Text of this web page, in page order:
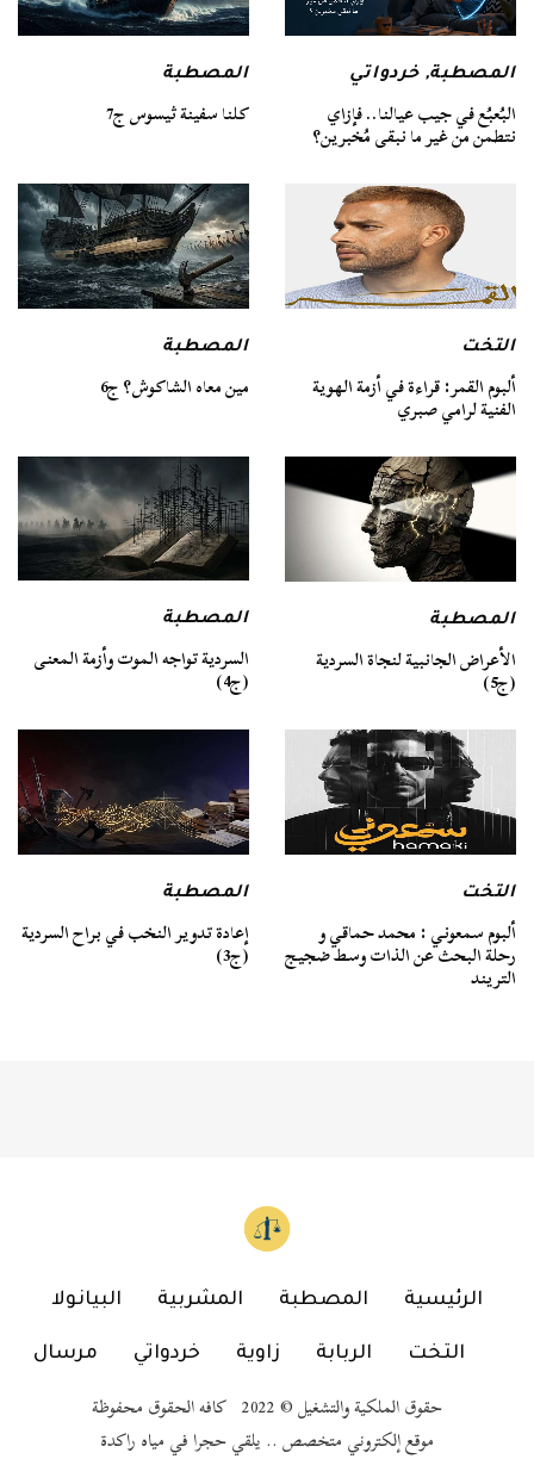
المصطبة,خردواتي
البُعبُع في جيب عيالنا.. فإزاي
نتطمن من غير ما نبقى مُخبرين؟
المصطبة
كلنا سفينة ثيسوس ج7
التخت
ألبوم القمر: قراءة في أزمة الهوية
الفنية لرامي صبري
المصطبة
مين معاه الشاكوش؟ ج6
المصطبة
الأعراض الجانبية لنجاة السردية
(ج5)
المصطبة
السردية تواجه الموت وأزمة المعنى
(ج4)
التخت
ألبوم سمعوني : محمد حماقي و
رحلة البحث عن الذات وسط ضجيج
التريند
المصطبة
إعادة تدوير النخب في براح السردية
(ج3)
الرئيسية المصطبة المشربية البيانولا
التخت الربابة زاوية خردواتي مرسال
حقوق الملكية والتشغيل © 2022 كافه الحقوق محفوظة
موقع إلكتروني متخصص .. يلقي حجرا في مياه راكدة